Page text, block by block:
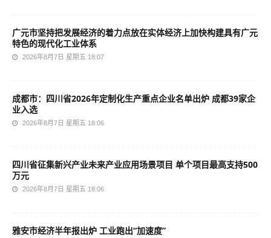
广元市坚持把发展经济的着力点放在实体经济上加快构建具有广元
特色的现代化工业体系
2026年8月7日 星期五 18:07
成都市：四川省2026年定制化生产重点企业名单出炉 成都39家企
业入选
2026年8月7日 星期五 18:06
四川省征集新兴产业未来产业应用场景项目 单个项目最高支持500
万元
2026年8月7日 星期五 18:06
雅安市经济半年报出炉 工业跑出“加速度”